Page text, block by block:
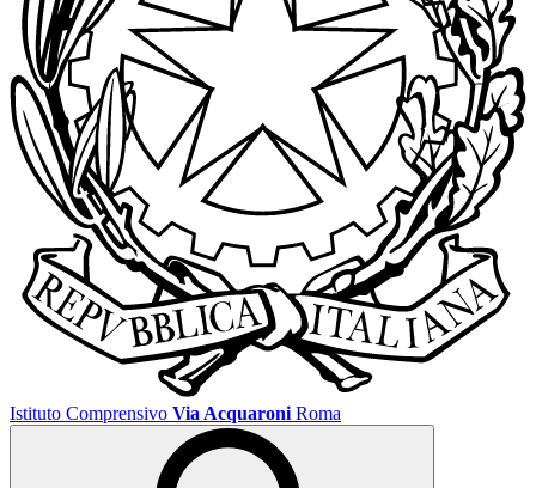
Istituto Comprensivo Via Acquaroni Roma